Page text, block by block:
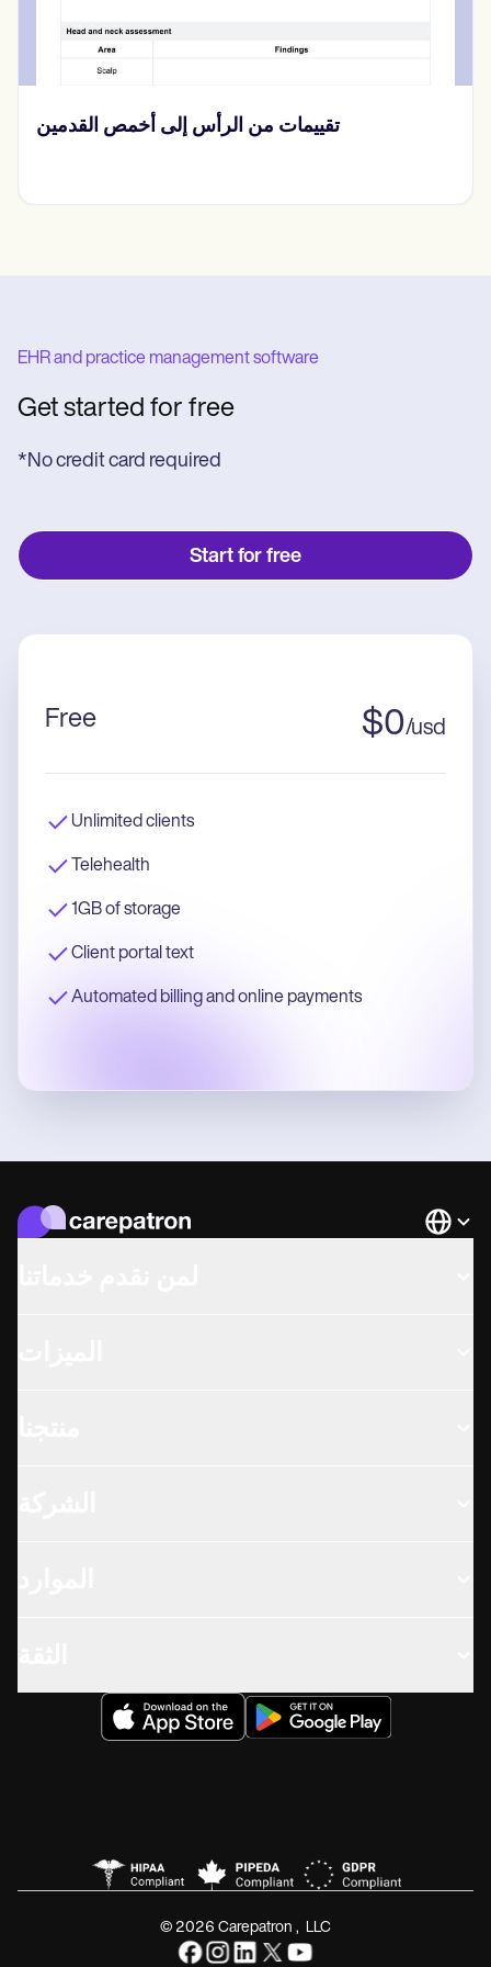
تقييمات من الرأس إلى أخمص القدمين
EHR and practice management software
Get started for free
*No credit card required
Start for free
Free $0/usd
Unlimited clients
Telehealth
1GB of storage
Client portal text
Automated billing and online payments
© 2026 Carepatron, LLC